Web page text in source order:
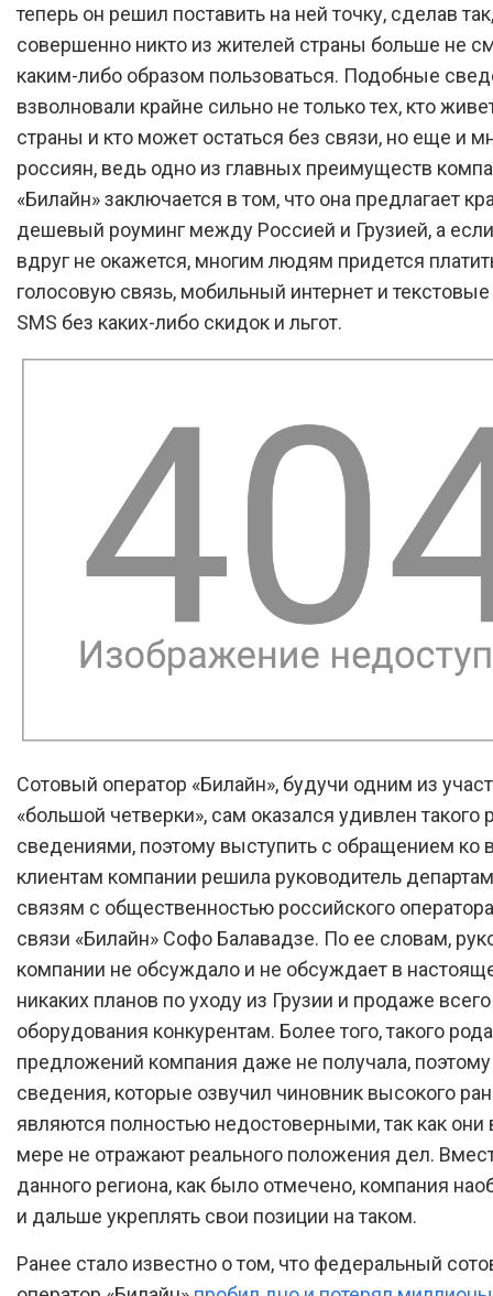
теперь он решил поставить на ней точку, сделав
совершенно никто из жителей страны больше не
каким-либо образом пользоваться. Подобные
взволновали крайне сильно не только тех, кто
страны и кто может остаться без связи, но еще и
россиян, ведь одно из главных преимуществ
«Билайн» заключается в том, что она предлагает
дешевый роуминг между Россией и Грузией, а если
вдруг не окажется, многим людям придется
голосовую связь, мобильный интернет и
SMS без каких-либо скидок и льгот.
Сотовый оператор «Билайн», будучи одним из
«большой четверки», сам оказался удивлен такого
сведениями, поэтому выступить с обращением ко
клиентам компании решила руководитель
связям с общественностью российского
связи «Билайн» Софо Балавадзе. По ее словам,
компании не обсуждало и не обсуждает в
никаких планов по уходу из Грузии и продаже
оборудования конкурентам. Более того, такого рода
предложений компания даже не получала, поэтому
сведения, которые озвучил чиновник высокого
являются полностью недостоверными, так как они
мере не отражают реального положения дел.
данного региона, как было отмечено, компания
и дальше укреплять свои позиции на таком.
Ранее стало известно о том, что федеральный